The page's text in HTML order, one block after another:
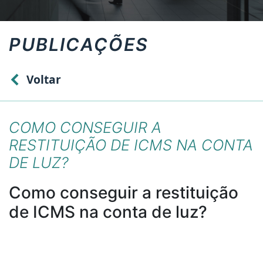
PUBLICAÇÕES
Voltar
COMO CONSEGUIR A
RESTITUIÇÃO DE ICMS NA CONTA
DE LUZ?
Como conseguir a restituição
de ICMS na conta de luz?